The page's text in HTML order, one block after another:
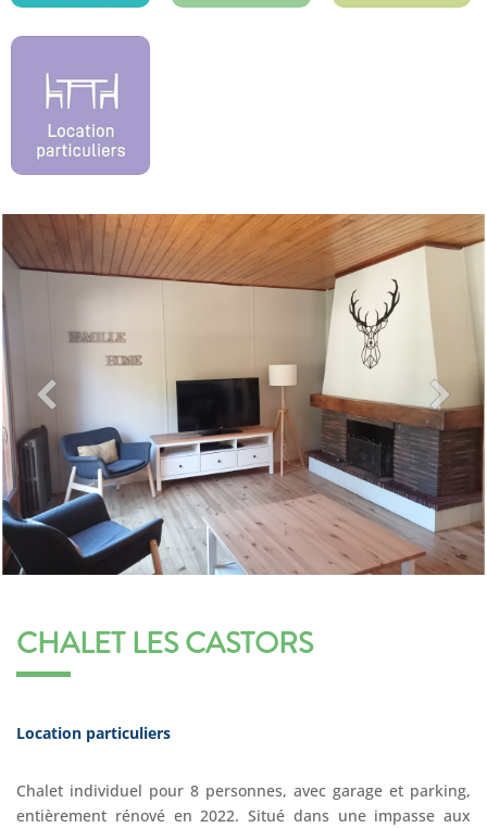
CHALET LES CASTORS
Location particuliers
Chalet individuel pour 8 personnes, avec garage et parking,
entièrement rénové en 2022. Situé dans une impasse aux